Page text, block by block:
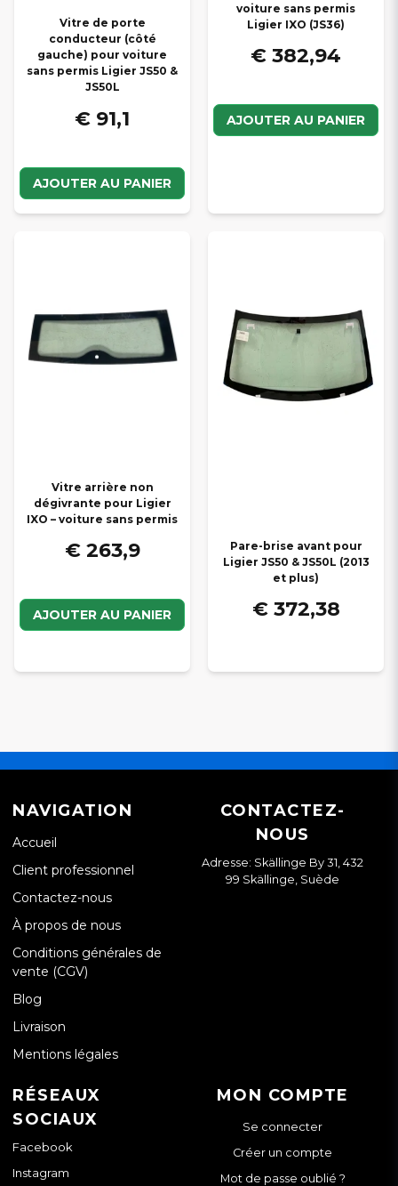
Vitre de porte
conducteur (côté
gauche) pour voiture
sans permis Ligier JS50 &
JS50L
€ 91,1
AJOUTER AU PANIER
voiture sans permis
Ligier IXO (JS36)
€ 382,94
AJOUTER AU PANIER
Vitre arrière non
dégivrante pour Ligier
IXO – voiture sans permis
€ 263,9
AJOUTER AU PANIER
Pare-brise avant pour
Ligier JS50 & JS50L (2013
et plus)
€ 372,38
NAVIGATION
Accueil
Client professionnel
Contactez-nous
À propos de nous
Conditions générales de
vente (CGV)
Blog
Livraison
Mentions légales
CONTACTEZ-
NOUS
Adresse: Skällinge By 31, 432
99 Skällinge, Suède
RÉSEAUX
SOCIAUX
Facebook
Instagram
MON COMPTE
Se connecter
Créer un compte
Mot de passe oublié ?